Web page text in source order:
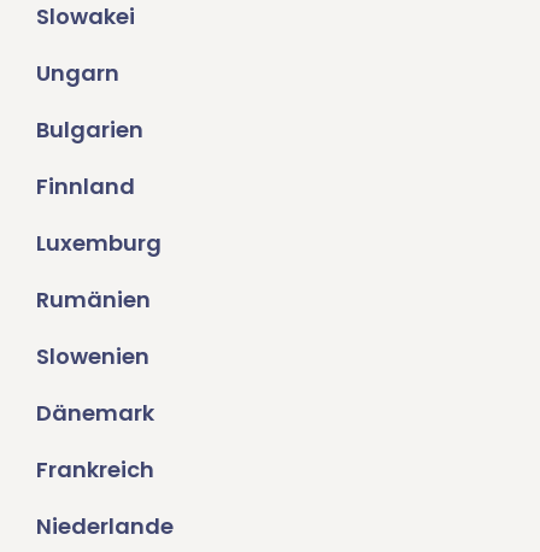
Slowakei
Ungarn
Bulgarien
Finnland
Luxemburg
Rumänien
Slowenien
Dänemark
Frankreich
Niederlande